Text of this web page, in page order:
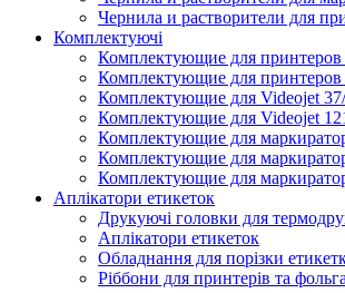
Каплеструйный принтер CodPad
Чернила и растворители для
Комплектуючі
Комплектующие для
Комплектующие для
Комплектующие для Videojet
Комплектующие для Videojet
Комплектующие для
Комплектующие для
Комплектующие для
Аплікатори етикеток
Друкуючі головки для
Аплікатори етикеток
Обладнання для порізки
Ріббони для принтерів та